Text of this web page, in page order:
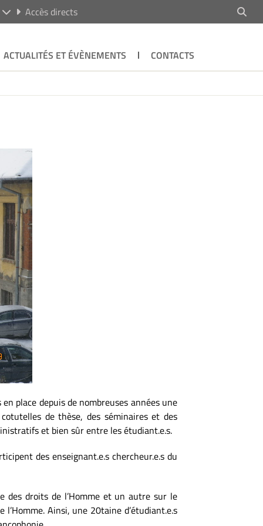
Accès directs
ACTUALITÉS ET ÉVÈNEMENTS
CONTACTS
place depuis de nombreuses années une
de thèse, des séminaires et des
et bien sûr entre les étudiant.e.s.
des enseignant.e.s chercheur.e.s du
des droits de l’Homme et un autre sur le
Ainsi, une 20taine d’étudiant.e.s